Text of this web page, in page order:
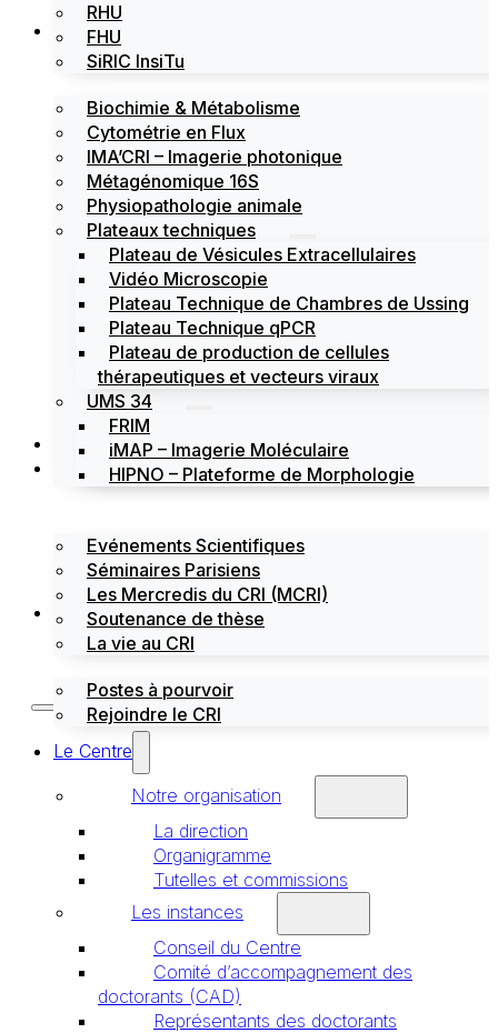
RHU
FHU
SiRIC InsiTu
Les plateformes
Biochimie & Métabolisme
Cytométrie en Flux
IMA’CRI – Imagerie photonique
Métagénomique 16S
Physiopathologie animale
Plateaux techniques
Plateau de Vésicules Extracellulaires
Vidéo Microscopie
Plateau Technique de Chambres de Ussing
Plateau Technique qPCR
Plateau de production de cellules
thérapeutiques et vecteurs viraux
UMS 34
FRIM
iMAP – Imagerie Moléculaire
HIPNO – Plateforme de Morphologie
Actualités
Évènements
Evénements Scientifiques
Séminaires Parisiens
Les Mercredis du CRI (MCRI)
Soutenance de thèse
La vie au CRI
Emploi / stages
Postes à pourvoir
Rejoindre le CRI
Le Centre
Notre organisation
La direction
Organigramme
Tutelles et commissions
Les instances
Conseil du Centre
Comité d’accompagnement des
doctorants (CAD)
Représentants des doctorants